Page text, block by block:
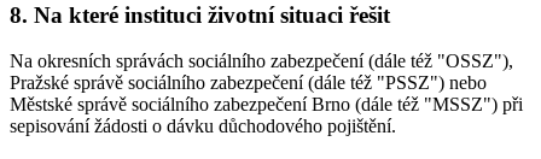
8. Na které instituci životní situaci řešit
Na okresních správách sociálního zabezpečení (dále též "OSSZ"),
Pražské správě sociálního zabezpečení (dále též "PSSZ") nebo
Městské správě sociálního zabezpečení Brno (dále též "MSSZ") při
sepisování žádosti o dávku důchodového pojištění.